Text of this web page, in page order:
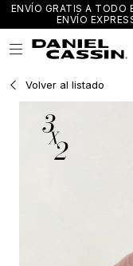
ENVÍO GRATIS A TODO
ENVÍO

Volver al listado